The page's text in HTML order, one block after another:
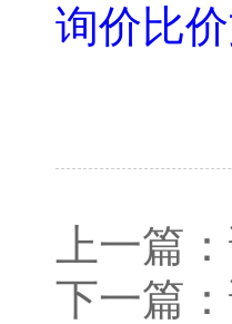
询价比
上一篇：
下一篇：